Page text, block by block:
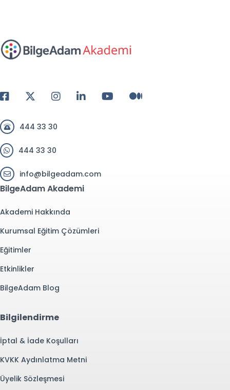
444 33 30
444 33 30
info@bilgeadam.com
BilgeAdam Akademi
Akademi Hakkında
Kurumsal Eğitim Çözümleri
Eğitimler
Etkinlikler
BilgeAdam Blog
Bilgilendirme
İptal & İade Koşulları
KVKK Aydınlatma Metni
Üyelik Sözleşmesi